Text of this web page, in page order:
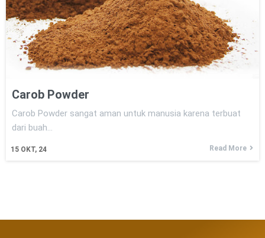
Carob Powder
15 OKT, 24
Carob Powder sangat aman untuk manusia karena terbuat
dari buah…
Read More